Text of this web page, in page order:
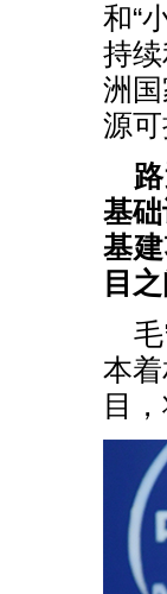
和“
持
洲
源可
基
基
目
本
目